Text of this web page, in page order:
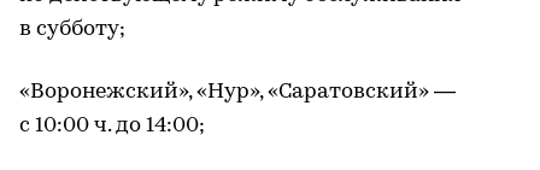
в субботу;
«Воронежский», «Нур», «Саратовский» —
с 10:00 ч. до 14:00;